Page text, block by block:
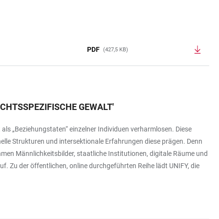
PDF (427,5 KB)
GEWALT'
„Beziehungstaten“ einzelner Individuen verharmlosen. Diese
Strukturen und intersektionale Erfahrungen diese prägen. Denn
Männlichkeitsbilder, staatliche Institutionen, digitale Räume und
Zu der öffentlichen, online durchgeführten Reihe lädt UNIFY, die